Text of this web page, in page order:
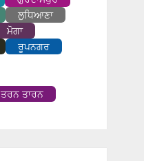
ਲੁਧਿਆਣਾ
ਮੋਗਾ
ਰੂਪਨਗਰ
ਤਰਨ ਤਾਰਨ